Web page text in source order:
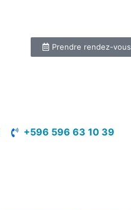
Prendre rendez-vous
+596 596 63 10 39